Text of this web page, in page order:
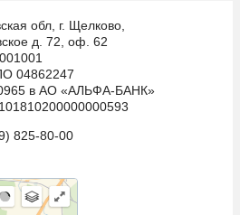
обл, г. Щелково,
д. 72, оф. 62
04862247
в АО «АЛЬФА-БАНК»
825-80-00